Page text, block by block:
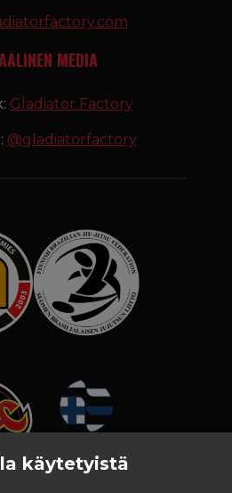
käytetyistä
MEDIA
Gladiator Factory
@gladiatorfactory